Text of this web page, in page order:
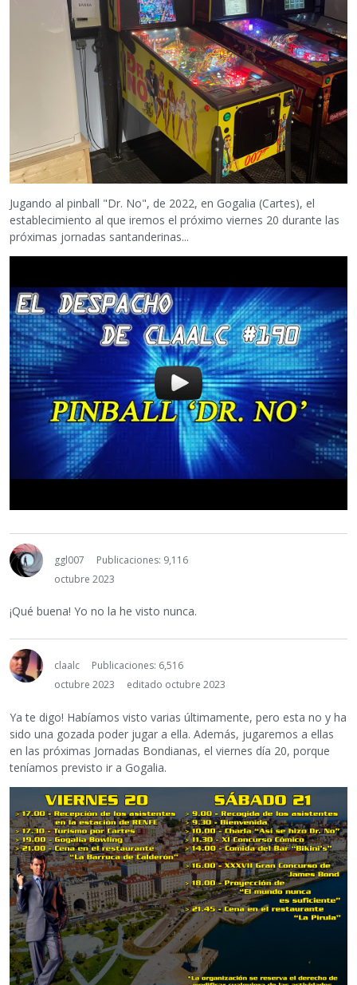
Jugando al pinball "Dr. No", de 2022, en Gogalia (Cartes), el
establecimiento al que iremos el próximo viernes 20 durante las
próximas jornadas santanderinas...
ggl007
Publicaciones: 9,116
octubre 2023
¡Qué buena! Yo no la he visto nunca.
claalc
Publicaciones: 6,516
octubre 2023
editado octubre 2023
Ya te digo! Habíamos visto varias últimamente, pero esta no y ha
sido una gozada poder jugar a ella. Además, jugaremos a ellas
en las próximas Jornadas Bondianas, el viernes día 20, porque
teníamos previsto ir a Gogalia.